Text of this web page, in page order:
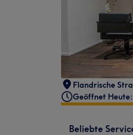
Flandrische
Geöffnet Heute:
Beliebte